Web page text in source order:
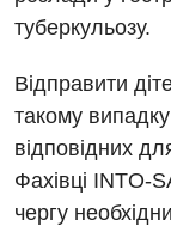
Дієтологія
Кардіологія
Кардіохірургія
Мамологія
туберкульозу.
Відправити
такому
відповідних
Фахівці INTO-
чергу